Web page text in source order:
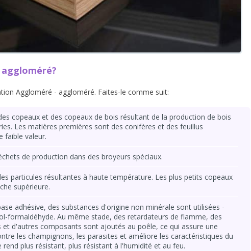
Aggloméré - aggloméré. Faites-le comme suit:
copeaux et des copeaux de bois résultant de la production de bois
Les matières premières sont des conifères et des feuillus
faible valeur.
de production dans des broyeurs spéciaux.
particules résultantes à haute température. Les plus petits copeaux
supérieure.
adhésive, des substances d'origine non minérale sont utilisées -
formaldéhyde. Au même stade, des retardateurs de flamme, des
et d'autres composants sont ajoutés au poêle, ce qui assure une
les champignons, les parasites et améliore les caractéristiques du
rend plus résistant, plus résistant à l'humidité et au feu.